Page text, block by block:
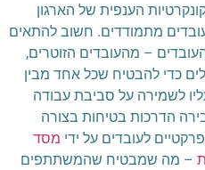
הענפית של הארגון
מתמודדים. חשוב להתאים
– מהעובדים הזוטרים,
כדי להבטיח שכל אחד מבין
לשמירה על סביבת עבודה
הדרכות בטיחות בצורה
לעובדים על ידי מסד
– מה שמבטיח שהמשתתפים